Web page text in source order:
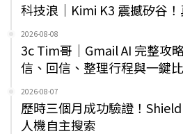
科技浪｜Kimi K3 震撼矽谷
2026-08-08
3c Tim哥｜Gmail AI 完整攻
信、回信、整理行程與一鍵
2026-08-07
歷時三個月成功驗證！
人機自主搜索